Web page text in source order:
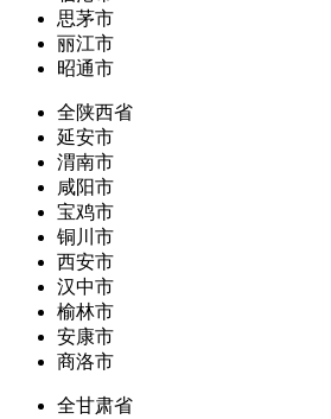
思茅市
丽江市
昭通市
全陕西省
延安市
渭南市
咸阳市
宝鸡市
铜川市
西安市
汉中市
榆林市
安康市
商洛市
全甘肃省